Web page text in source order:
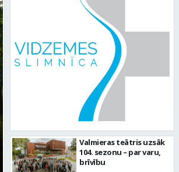
No pagaidu teātra līdz
centram – kā attīstīsies
Valmieras teātris uzsāk
104. sezonu – par varu,
brīvību